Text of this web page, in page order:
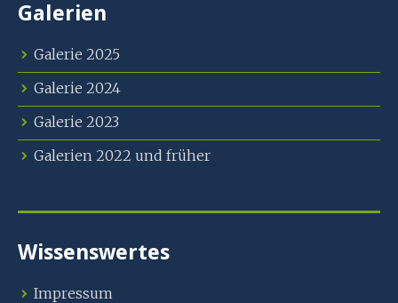
Galerien
Galerie 2025
Galerie 2024
Galerie 2023
Galerien 2022 und früher
Wissenswertes
Impressum